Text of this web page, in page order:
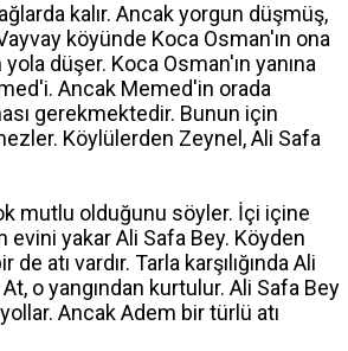
kalır. Ancak yorgun düşmüş,
köyünde Koca Osman'ın ona
düşer. Koca Osman'ın yanına
Ancak Memed'in orada
gerekmektedir. Bunun için
Köylülerden Zeynel, Ali Safa
mutlu olduğunu söyler. İçi içine
evini yakar Ali Safa Bey. Köyden
atı vardır. Tarla karşılığında Ali
o yangından kurtulur. Ali Safa Bey
Ancak Adem bir türlü atı